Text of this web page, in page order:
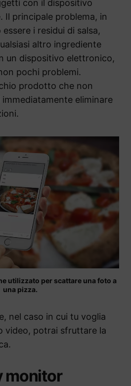
con il dispositivo
Il principale problema, in
i residui di salsa,
altro ingrediente
un dispositivo elettronico,
pochi problemi.
prodotto che non
eliminare
utilizzato per scattare una foto a
una pizza.
nel caso in cui tu voglia
video, potrai sfruttare la
monitor